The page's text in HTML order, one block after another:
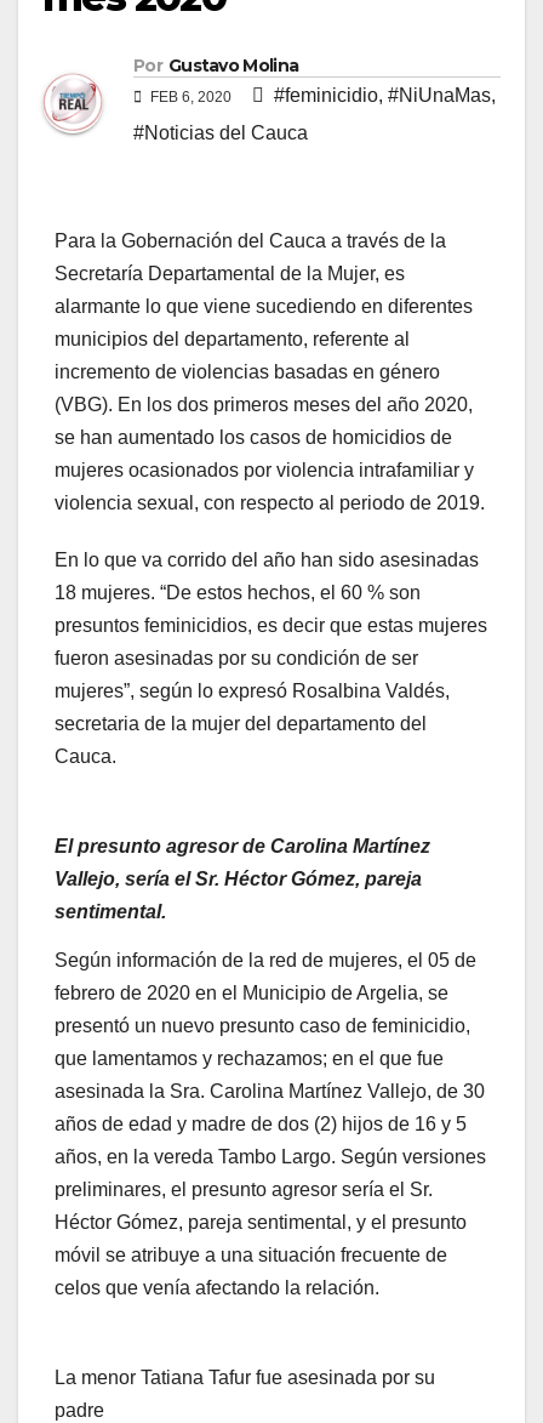
Por Gustavo Molina
FEB 6, 2020 #feminicidio, #NiUnaMas,
#Noticias del Cauca
Para la Gobernación del Cauca a través de la
Secretaría Departamental de la Mujer, es
alarmante lo que viene sucediendo en diferentes
municipios del departamento, referente al
incremento de violencias basadas en género
(VBG). En los dos primeros meses del año 2020,
se han aumentado los casos de homicidios de
mujeres ocasionados por violencia intrafamiliar y
violencia sexual, con respecto al periodo de 2019.
En lo que va corrido del año han sido asesinadas
18 mujeres. “De estos hechos, el 60 % son
presuntos feminicidios, es decir que estas mujeres
fueron asesinadas por su condición de ser
mujeres”, según lo expresó Rosalbina Valdés,
secretaria de la mujer del departamento del
Cauca.
El presunto agresor de Carolina Martínez
Vallejo, sería el Sr. Héctor Gómez, pareja
sentimental.
Según información de la red de mujeres, el 05 de
febrero de 2020 en el Municipio de Argelia, se
presentó un nuevo presunto caso de feminicidio,
que lamentamos y rechazamos; en el que fue
asesinada la Sra. Carolina Martínez Vallejo, de 30
años de edad y madre de dos (2) hijos de 16 y 5
años, en la vereda Tambo Largo. Según versiones
preliminares, el presunto agresor sería el Sr.
Héctor Gómez, pareja sentimental, y el presunto
móvil se atribuye a una situación frecuente de
celos que venía afectando la relación.
La menor Tatiana Tafur fue asesinada por su
padre